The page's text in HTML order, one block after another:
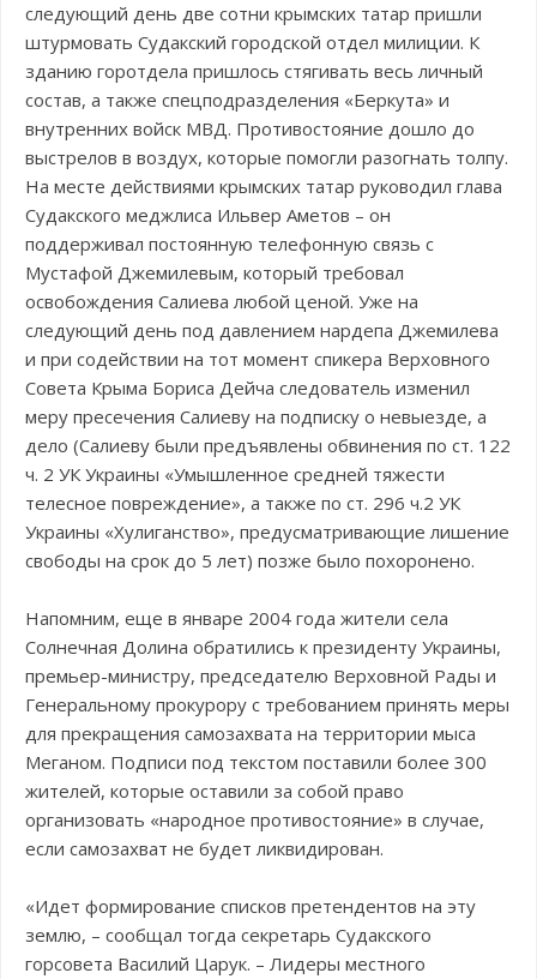
следующий день две сотни крымских татар пришли
штурмовать Судакский городской отдел милиции. К
зданию горотдела пришлось стягивать весь личный
состав, а также спецподразделения «Беркута» и
внутренних войск МВД. Противостояние дошло до
выстрелов в воздух, которые помогли разогнать толпу.
На месте действиями крымских татар руководил глава
Судакского меджлиса Ильвер Аметов – он
поддерживал постоянную телефонную связь с
Мустафой Джемилевым, который требовал
освобождения Салиева любой ценой. Уже на
следующий день под давлением нардепа Джемилева
и при содействии на тот момент спикера Верховного
Совета Крыма Бориса Дейча следователь изменил
меру пресечения Салиеву на подписку о невыезде, а
дело (Салиеву были предъявлены обвинения по ст. 122
ч. 2 УК Украины «Умышленное средней тяжести
телесное повреждение», а также по ст. 296 ч.2 УК
Украины «Хулиганство», предусматривающие лишение
свободы на срок до 5 лет) позже было похоронено.
Напомним, еще в январе 2004 года жители села
Солнечная Долина обратились к президенту Украины,
премьер-министру, председателю Верховной Рады и
Генеральному прокурору с требованием принять меры
для прекращения самозахвата на территории мыса
Меганом. Подписи под текстом поставили более 300
жителей, которые оставили за собой право
организовать «народное противостояние» в случае,
если самозахват не будет ликвидирован.
«Идет формирование списков претендентов на эту
землю, – сообщал тогда секретарь Судакского
горсовета Василий Царук. – Лидеры местного